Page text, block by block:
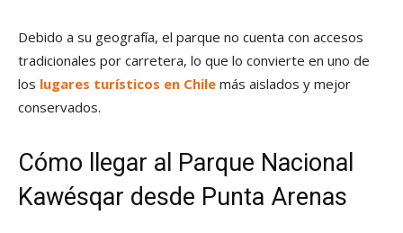
Debido a su geografía, el parque no cuenta con accesos
tradicionales por carretera, lo que lo convierte en uno de
los lugares turísticos en Chile más aislados y mejor
conservados.
Cómo llegar al Parque Nacional
Kawésqar desde Punta Arenas